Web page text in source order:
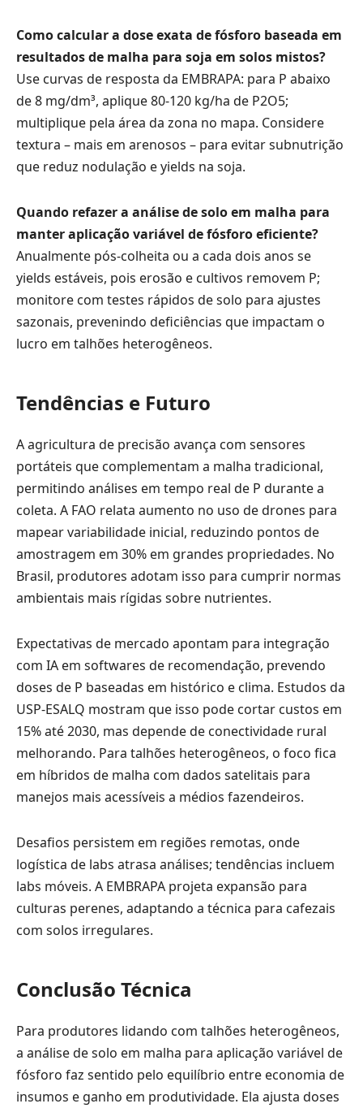
Como calcular a dose exata de fósforo baseada em
resultados de malha para soja em solos mistos?
Use curvas de resposta da EMBRAPA: para P abaixo
de 8 mg/dm³, aplique 80-120 kg/ha de P2O5;
multiplique pela área da zona no mapa. Considere
textura – mais em arenosos – para evitar subnutrição
que reduz nodulação e yields na soja.
Quando refazer a análise de solo em malha para
manter aplicação variável de fósforo eficiente?
Anualmente pós-colheita ou a cada dois anos se
yields estáveis, pois erosão e cultivos removem P;
monitore com testes rápidos de solo para ajustes
sazonais, prevenindo deficiências que impactam o
lucro em talhões heterogêneos.
Tendências e Futuro
A agricultura de precisão avança com sensores
portáteis que complementam a malha tradicional,
permitindo análises em tempo real de P durante a
coleta. A FAO relata aumento no uso de drones para
mapear variabilidade inicial, reduzindo pontos de
amostragem em 30% em grandes propriedades. No
Brasil, produtores adotam isso para cumprir normas
ambientais mais rígidas sobre nutrientes.
Expectativas de mercado apontam para integração
com IA em softwares de recomendação, prevendo
doses de P baseadas em histórico e clima. Estudos da
USP-ESALQ mostram que isso pode cortar custos em
15% até 2030, mas depende de conectividade rural
melhorando. Para talhões heterogêneos, o foco fica
em híbridos de malha com dados satelitais para
manejos mais acessíveis a médios fazendeiros.
Desafios persistem em regiões remotas, onde
logística de labs atrasa análises; tendências incluem
labs móveis. A EMBRAPA projeta expansão para
culturas perenes, adaptando a técnica para cafezais
com solos irregulares.
Conclusão Técnica
Para produtores lidando com talhões heterogêneos,
a análise de solo em malha para aplicação variável de
fósforo faz sentido pelo equilíbrio entre economia de
insumos e ganho em produtividade. Ela ajusta doses